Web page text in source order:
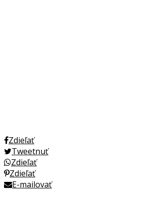
Zdieľať
Tweetnuť
Zdieľať
Zdieľať
E-mailovať